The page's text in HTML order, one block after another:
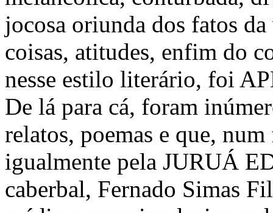
jocosa oriunda dos fatos
coisas, atitudes, enfim do
nesse estilo literário, foi
De lá para cá, foram
relatos, poemas e que,
igualmente pela JURUÁ
caberbal, Fernado Simas